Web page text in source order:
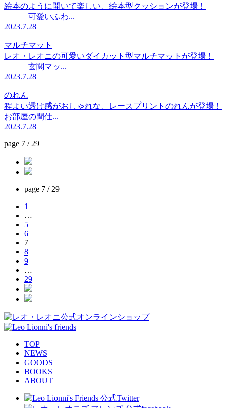
絵本のように開いて楽しい、絵本型クッションが登場！
可愛いふわ...
2023.7.28
マルチマット
レオ・レオニの可愛いダイカット型マルチマットが登場！
玄関マッ...
2023.7.28
のれん
程よい透け感がおしゃれな、レースプリントのれんが登場！
お部屋の間仕...
2023.7.28
page 7 / 29
page 7 / 29
1
…
5
6
7
8
9
…
29
TOP
NEWS
GOODS
BOOKS
ABOUT